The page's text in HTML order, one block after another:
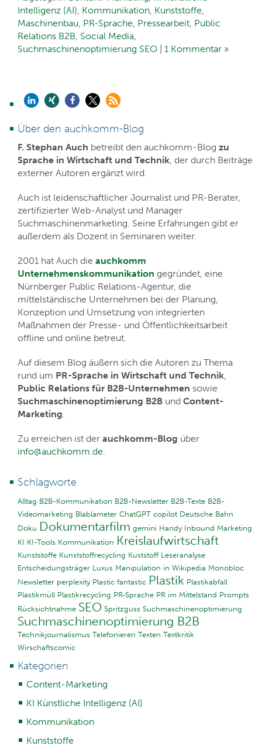
Intelligenz (AI), Kommunikation, Kunststoffe,
Maschinenbau, PR-Sprache, Pressearbeit, Public
Relations B2B, Social Media,
Suchmaschinenoptimierung SEO
1 Kommentar »
Über den auchkomm-Blog
F. Stephan Auch betreibt den auchkomm-Blog zu
Sprache in Wirtschaft und Technik, der durch Beiträge
externer Autoren ergänzt wird.
Auch ist leidenschaftlicher Journalist und PR-Berater,
zertifizierter Web-Analyst und Manager
Suchmaschinenmarketing. Seine Erfahrungen gibt er
außerdem als Dozent in Seminaren weiter.
2001 hat Auch die auchkomm
Unternehmenskommunikation gegründet, eine
Nürnberger Public Relations-Agentur, die
mittelständische Unternehmen bei der Planung,
Konzeption und Umsetzung von integrierten
Maßnahmen der Presse- und Öffentlichkeitsarbeit
offline und online betreut.
Auf diesem Blog äußern sich die Autoren zu Thema
rund um PR-Sprache in Wirtschaft und Technik,
Public Relations für B2B-Unternehmen sowie
Suchmaschinenoptimierung B2B und Content-
Marketing.
Zu erreichen ist der auchkomm-Blog über
info@auchkomm.de.
Schlagworte
Alltag B2B-Kommunikation B2B-Newsletter B2B-Texte B2B-
Videomarketing Blablameter ChatGPT copilot Deutsche Bahn
Doku Dokumentarfilm gemini Handy Inbound Marketing
KI KI-Tools Kommunikation Kreislaufwirtschaft
Kunststoffe Kunststoffrecycling Kuststoff Leseranalyse
Entscheidungsträger Luxus Manipulation in Wikipedia Monobloc
Newsletter perplexity Plastic fantastic Plastik Plastikabfall
Plastikmüll Plastikrecycling PR-Sprache PR im Mittelstand Prompts
Rücksichtnahme SEO Spritzguss Suchmaschinenoptimierung
Suchmaschinenoptimierung B2B
Technikjournalismus Telefonieren Texten Textkritik
Wirschaftscomic
Kategorien
Content-Marketing
KI Künstliche Intelligenz (AI)
Kommunikation
Kunststoffe